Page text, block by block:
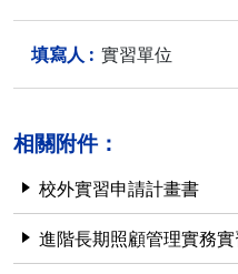
實習單位
相關附件：
校外實習申請計畫書
進階長期照顧管理實務